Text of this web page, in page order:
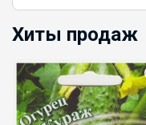
Хиты продаж